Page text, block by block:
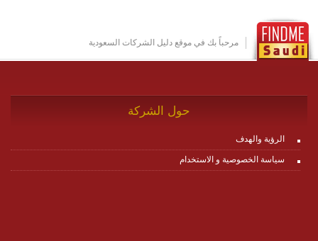
http://www.plutosms.com/zagel
مرحباً بك في موقع دليل الشركات السعودية
حول الشركة
الرؤية والهدف
سياسة الخصوصية و الاستخدام